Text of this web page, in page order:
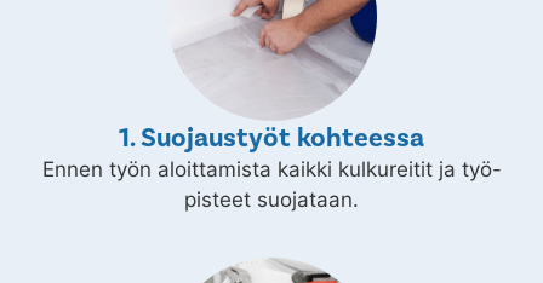
1. Suojaustyöt kohteessa
Ennen työn aloittamista kaikki kulkureitit ja työ-
pisteet suojataan.